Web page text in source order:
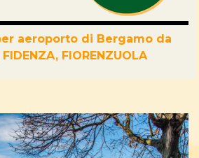
aeroporto di Bergamo da
FIORENZUOLA